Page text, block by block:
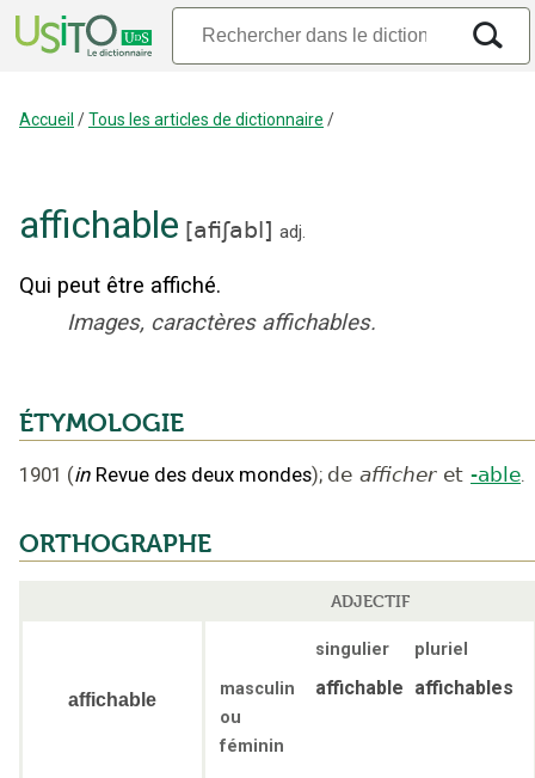
Accueil /Tous les articles de dictionnaire /
affichable [afiʃabl ] adj.
Qui peut être affiché.
Images, caractères affichables.
ÉTYMOLOGIE
1901 (in Revue des deux mondes); de afficher et -able.
ORTHOGRAPHE
ADJECTIF
affichable
singulier
pluriel
masculin
ou
féminin
affichable affichables